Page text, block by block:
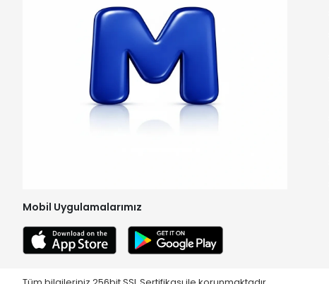
Mobil Uygulamalarımız